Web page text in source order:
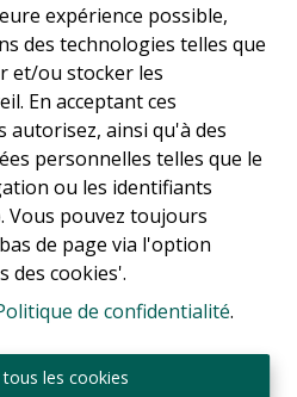
expérience possible,
des technologies telles que
et/ou stocker les
En acceptant ces
autorisez, ainsi qu'à des
personnelles telles que le
ou les identifiants
Vous pouvez toujours
de page via l'option
des cookies'.
de confidentialité.
les cookies
2
Overijse
2 345 90 80